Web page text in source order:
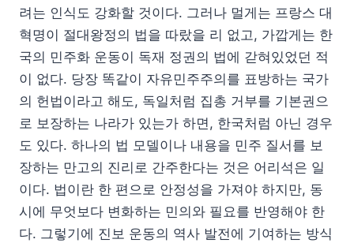
려는 인식도 강화할 것이다. 그러나 멀게는 프랑스 대
혁명이 절대왕정의 법을 따랐을 리 없고, 가깝게는 한
국의 민주화 운동이 독재 정권의 법에 갇혀있었던 적
이 없다. 당장 똑같이 자유민주주의를 표방하는 국가
의 헌법이라고 해도, 독일처럼 집총 거부를 기본권으
로 보장하는 나라가 있는가 하면, 한국처럼 아닌 경우
도 있다. 하나의 법 모델이나 내용을 민주 질서를 보
장하는 만고의 진리로 간주한다는 것은 어리석은 일
이다. 법이란 한 편으로 안정성을 가져야 하지만, 동
시에 무엇보다 변화하는 민의와 필요를 반영해야 한
다. 그렇기에 진보 운동의 역사 발전에 기여하는 방식